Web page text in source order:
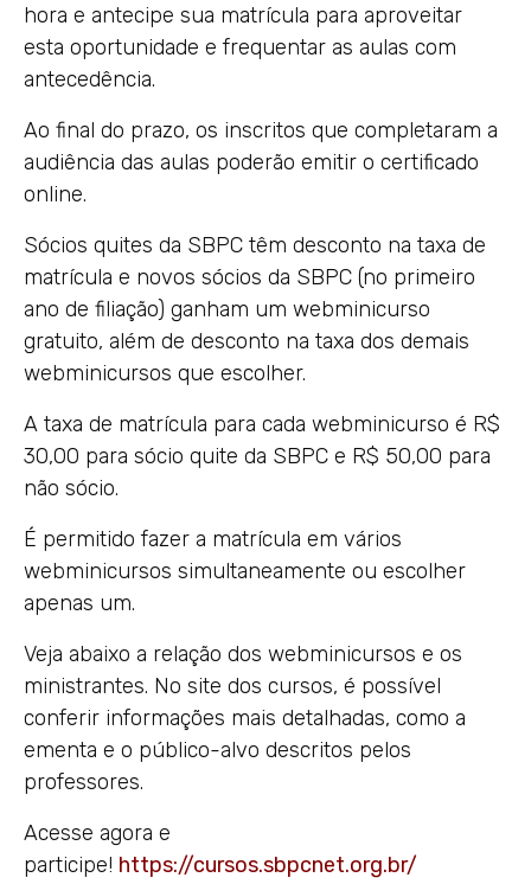
hora e antecipe sua matrícula para aproveitar
esta oportunidade e frequentar as aulas com
antecedência.
Ao final do prazo, os inscritos que completaram a
audiência das aulas poderão emitir o certificado
online.
Sócios quites da SBPC têm desconto na taxa de
matrícula e novos sócios da SBPC (no primeiro
ano de filiação) ganham um webminicurso
gratuito, além de desconto na taxa dos demais
webminicursos que escolher.
A taxa de matrícula para cada webminicurso é R$
30,00 para sócio quite da SBPC e R$ 50,00 para
não sócio.
É permitido fazer a matrícula em vários
webminicursos simultaneamente ou escolher
apenas um.
Veja abaixo a relação dos webminicursos e os
ministrantes. No site dos cursos, é possível
conferir informações mais detalhadas, como a
ementa e o público-alvo descritos pelos
professores.
Acesse agora e
participe! https://cursos.sbpcnet.org.br/